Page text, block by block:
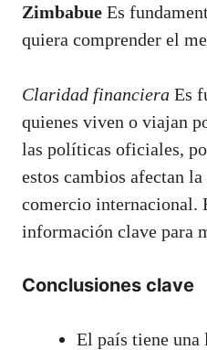
Zimbabue Es
quiera comprender el
Claridad financiera Es
quienes viven o viajan
las políticas oficiales,
estos cambios afectan
comercio internacional.
información clave para
Conclusiones clave
El país tiene una